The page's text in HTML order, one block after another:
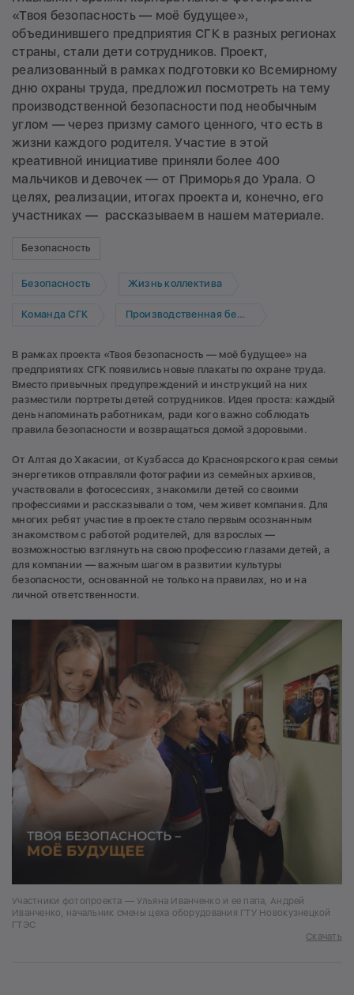
«Твоя безопасность — моё будущее»,
объединившего предприятия СГК в разных регионах
страны, стали дети сотрудников. Проект,
реализованный в рамках подготовки ко Всемирному
дню охраны труда, предложил посмотреть на тему
производственной безопасности под необычным
углом — через призму самого ценного, что есть в
жизни каждого родителя. Участие в этой
креативной инициативе приняли более 400
мальчиков и девочек — от Приморья до Урала. О
целях, реализации, итогах проекта и, конечно, его
участниках — рассказываем в нашем материале.
Безопасность
Безопасность Жизнь коллектива
Команда СГК Производственная безопасность
В рамках проекта «Твоя безопасность — моё будущее» на
предприятиях СГК появились новые плакаты по охране труда.
Вместо привычных предупреждений и инструкций на них
разместили портреты детей сотрудников. Идея проста: каждый
день напоминать работникам, ради кого важно соблюдать
правила безопасности и возвращаться домой здоровыми.
От Алтая до Хакасии, от Кузбасса до Красноярского края семьи
энергетиков отправляли фотографии из семейных архивов,
участвовали в фотосессиях, знакомили детей со своими
профессиями и рассказывали о том, чем живет компания. Для
многих ребят участие в проекте стало первым осознанным
знакомством с работой родителей, для взрослых —
возможностью взглянуть на свою профессию глазами детей, а
для компании — важным шагом в развитии культуры
безопасности, основанной не только на правилах, но и на
личной ответственности.
Участники фотопроекта — Ульяна Иванченко и ее папа, Андрей
Иванченко, начальник смены цеха оборудования ГТУ Новокузнецкой
ГТЭС
Скачать